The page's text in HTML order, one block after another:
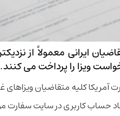
ایرانی معمولاً از
ویزا را پرداخت می کنند.
در سایت سفارت موردنظرشان و واریز